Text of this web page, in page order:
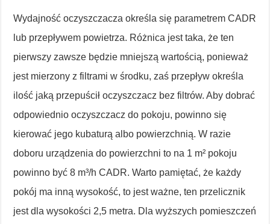
Wydajność oczyszczacza określa się parametrem CADR
lub przepływem powietrza. Różnica jest taka, że ten
pierwszy zawsze będzie mniejszą wartością, ponieważ
jest mierzony z filtrami w środku, zaś przepływ określa
ilość jaką przepuścił oczyszczacz bez filtrów. Aby dobrać
odpowiednio oczyszczacz do pokoju, powinno się
kierować jego kubaturą albo powierzchnią. W razie
doboru urządzenia do powierzchni to na 1 m² pokoju
powinno być 8 m³/h CADR. Warto pamiętać, że każdy
pokój ma inną wysokość, to jest ważne, ten przelicznik
jest dla wysokości 2,5 metra. Dla wyższych pomieszczeń